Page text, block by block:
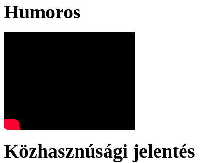
Humoros
Közhasznúsági jelentés